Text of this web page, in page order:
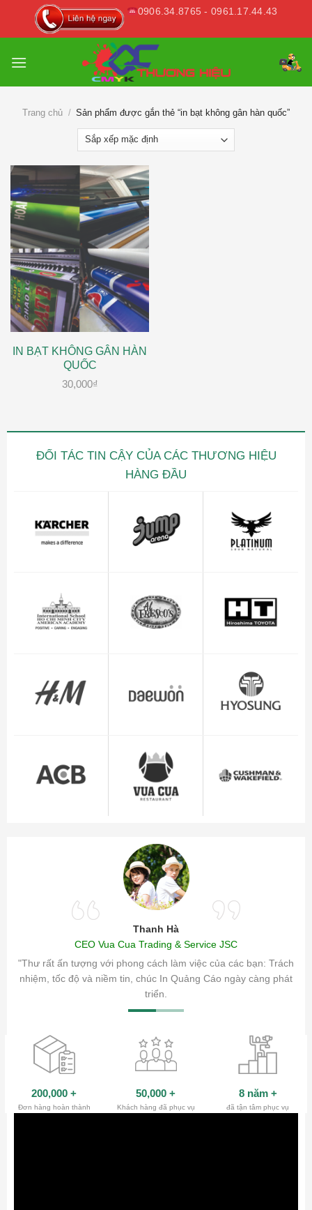
0906.34.8765 - 0961.17.44.43
Trang chủ / Sản phẩm được gắn thẻ “in bạt không gân hàn quốc”
IN BẠT KHÔNG GÂN HÀN
QUỐC
30,000₫
ĐỐI TÁC TIN CẬY CỦA CÁC THƯƠNG HIỆU
HÀNG ĐẦU
Thanh Hà
CEO Vua Cua Trading & Service JSC
"Thư rất ấn tượng với phong cách làm việc của các bạn: Trách
nhiệm, tốc độ và niềm tin, chúc In Quảng Cáo ngày càng phát
triển.
sóc
200,000 +
Đơn hàng hoàn thành
50,000 +
Khách hàng đã phục vụ
8 năm +
đã tận tâm phục vụ